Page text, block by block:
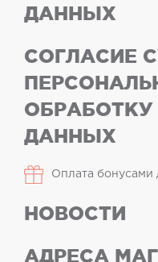
ДАННЫХ
СОГЛАСИЕ
ДАННЫХ
Оплата бонусами
НОВОСТИ
АДРЕСА